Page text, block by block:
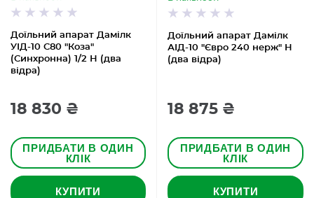
Доїльний апарат Дамілк
УІД-10 С80 "Коза"
(Синхронна) 1/2 Н (два
відра)
18 830 ₴
ПРИДБАТИ В ОДИН
КЛІК
КУПИТИ
Доїльний апарат Дамілк
АІД-10 "Євро 240 нерж" Н
(два відра)
18 875 ₴
ПРИДБАТИ В ОДИН
КЛІК
КУПИТИ